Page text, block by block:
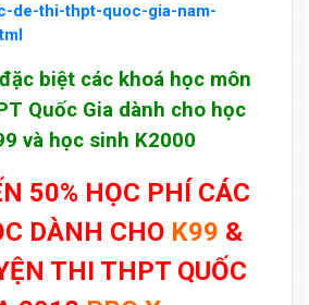
de-thi-thpt-quoc-gia-nam-
biệt các khoá học môn
Quốc Gia dành cho học
và học sinh K2000
50% HỌC PHÍ CÁC
DÀNH CHO K99 &
THI THPT QUỐC